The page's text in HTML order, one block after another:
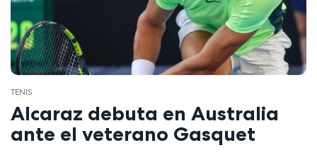
TENIS
Alcaraz debuta en Australia
ante el veterano Gasquet